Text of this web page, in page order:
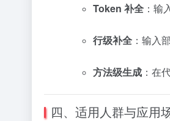
Token 补全 ：输
行级补全 ：输入
方法级生成 ：在
四、适用人群与应用